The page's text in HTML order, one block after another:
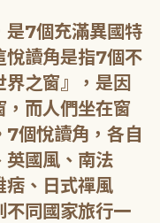
是7個充滿異國特
悅讀角是指7個不
之窗』，是因
而人們坐在窗
7個悅讀角，各自
英國風、南法
痞、日式禪風
不同國家旅行一